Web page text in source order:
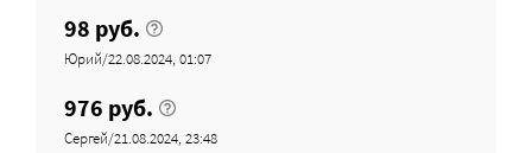
98 руб.
Юрий/22.08.2024, 01:07
976 руб.
Сергей/21.08.2024, 23:48